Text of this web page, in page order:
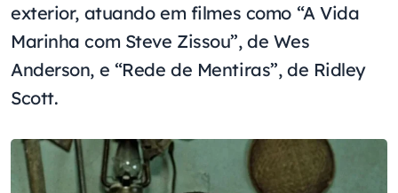
exterior, atuando em filmes como “A Vida
Marinha com Steve Zissou”, de Wes
Anderson, e “Rede de Mentiras”, de Ridley
Scott.